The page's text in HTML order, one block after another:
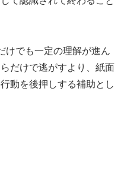
けでも一定の理解が進ん
だけで逃がすより、紙面
動を後押しする補助とし